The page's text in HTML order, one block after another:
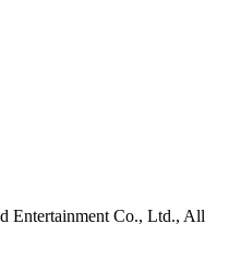
Entertainment Co., Ltd., All